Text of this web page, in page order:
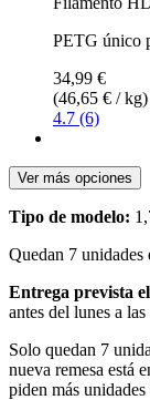
PETG único
34,99 €
(46,65 € / kg)
4.7 (6)
Ver más opciones
Tipo de modelo:
Quedan 7 unidades
Entrega prevista
antes del lunes a
Solo quedan 7
nueva remesa está
piden más